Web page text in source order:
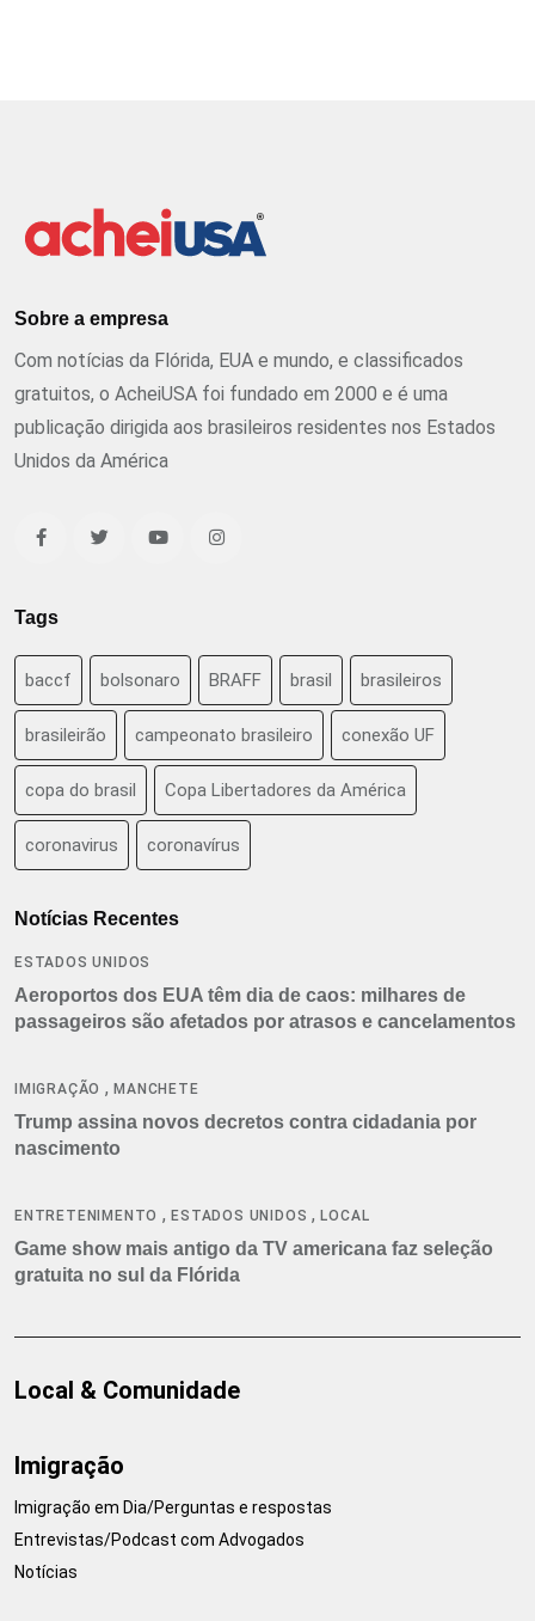
Sobre a empresa
Com notícias da Flórida, EUA e mundo, e classificados
gratuitos, o AcheiUSA foi fundado em 2000 e é uma
publicação dirigida aos brasileiros residentes nos Estados
Unidos da América
Tags
baccf bolsonaro BRAFF brasil brasileiros
brasileirão campeonato brasileiro conexão UF
copa do brasil Copa Libertadores da América
coronavirus coronavírus
Notícias Recentes
ESTADOS UNIDOS
Aeroportos dos EUA têm dia de caos: milhares de
passageiros são afetados por atrasos e cancelamentos
IMIGRAÇÃO ,MANCHETE
Trump assina novos decretos contra cidadania por
nascimento
ENTRETENIMENTO ,ESTADOS UNIDOS ,LOCAL
Game show mais antigo da TV americana faz seleção
gratuita no sul da Flórida
Local & Comunidade
Imigração
Imigração em Dia/Perguntas e respostas
Entrevistas/Podcast com Advogados
Notícias